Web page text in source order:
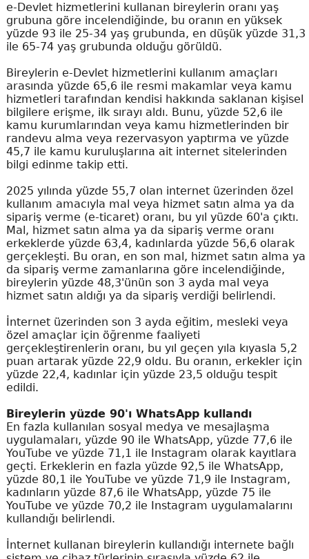
e-Devlet hizmetlerini kullanan bireylerin oranı yaş
grubuna göre incelendiğinde, bu oranın en yüksek
yüzde 93 ile 25-34 yaş grubunda, en düşük yüzde 31,3
ile 65-74 yaş grubunda olduğu görüldü.
Bireylerin e-Devlet hizmetlerini kullanım amaçları
arasında yüzde 65,6 ile resmi makamlar veya kamu
hizmetleri tarafından kendisi hakkında saklanan kişisel
bilgilere erişme, ilk sırayı aldı. Bunu, yüzde 52,6 ile
kamu kurumlarından veya kamu hizmetlerinden bir
randevu alma veya rezervasyon yaptırma ve yüzde
45,7 ile kamu kuruluşlarına ait internet sitelerinden
bilgi edinme takip etti.
2025 yılında yüzde 55,7 olan internet üzerinden özel
kullanım amacıyla mal veya hizmet satın alma ya da
sipariş verme (e-ticaret) oranı, bu yıl yüzde 60'a çıktı.
Mal, hizmet satın alma ya da sipariş verme oranı
erkeklerde yüzde 63,4, kadınlarda yüzde 56,6 olarak
gerçekleşti. Bu oran, en son mal, hizmet satın alma ya
da sipariş verme zamanlarına göre incelendiğinde,
bireylerin yüzde 48,3'ünün son 3 ayda mal veya
hizmet satın aldığı ya da sipariş verdiği belirlendi.
İnternet üzerinden son 3 ayda eğitim, mesleki veya
özel amaçlar için öğrenme faaliyeti
gerçekleştirenlerin oranı, bu yıl geçen yıla kıyasla 5,2
puan artarak yüzde 22,9 oldu. Bu oranın, erkekler için
yüzde 22,4, kadınlar için yüzde 23,5 olduğu tespit
edildi.
Bireylerin yüzde 90'ı WhatsApp kullandı
En fazla kullanılan sosyal medya ve mesajlaşma
uygulamaları, yüzde 90 ile WhatsApp, yüzde 77,6 ile
YouTube ve yüzde 71,1 ile Instagram olarak kayıtlara
geçti. Erkeklerin en fazla yüzde 92,5 ile WhatsApp,
yüzde 80,1 ile YouTube ve yüzde 71,9 ile Instagram,
kadınların yüzde 87,6 ile WhatsApp, yüzde 75 ile
YouTube ve yüzde 70,2 ile Instagram uygulamalarını
kullandığı belirlendi.
İnternet kullanan bireylerin kullandığı internete bağlı